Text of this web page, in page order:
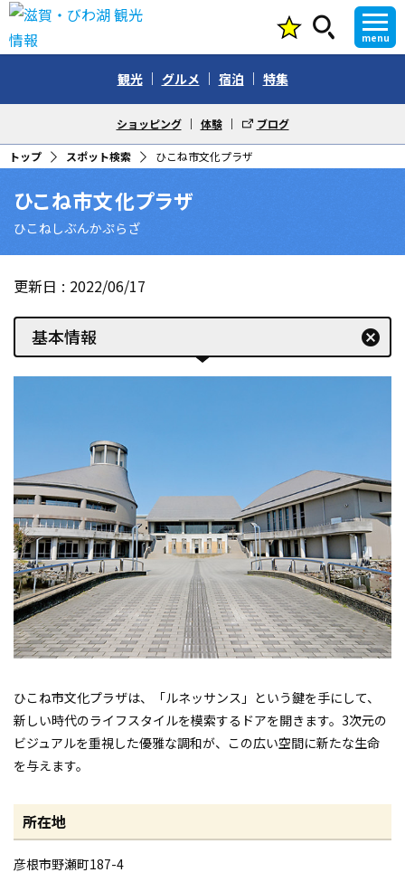
menu
観光 グルメ 宿泊 特集
ショッピング 体験 ブログ
トップ スポット検索 ひこね市文化プラザ
ひこね市文化プラザ
ひこねしぶんかぷらざ
更新日 2022/06/17
基本情報 cancel
ひこね市文化プラザは、「ルネッサンス」という鍵を手にして、
新しい時代のライフスタイルを模索するドアを開きます。3次元の
ビジュアルを重視した優雅な調和が、この広い空間に新たな生命
を与えます。
所在地
彦根市野瀬町187-4